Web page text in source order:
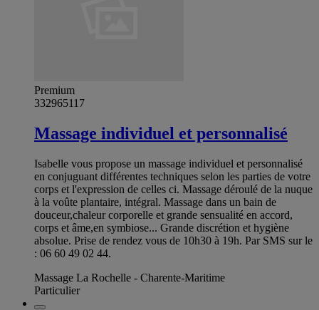
Premium
332965117
Massage individuel et personnalisé
Isabelle vous propose un massage individuel et personnalisé
en conjuguant différentes techniques selon les parties de votre
corps et l'expression de celles ci. Massage déroulé de la nuque
à la voûte plantaire, intégral. Massage dans un bain de
douceur,chaleur corporelle et grande sensualité en accord,
corps et âme,en symbiose... Grande discrétion et hygiène
absolue. Prise de rendez vous de 10h30 à 19h. Par SMS sur le
: 06 60 49 02 44.
Massage La Rochelle - Charente-Maritime
Particulier